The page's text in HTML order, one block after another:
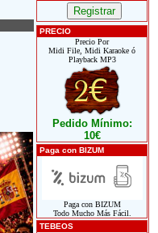
PRECIO
Precio Por
Midi File, Midi Karaoke ó
Playback MP3
Pedido Mínimo:
10€
Paga con BIZUM
Paga con BIZUM
Todo Mucho Más Fácil.
TEBEOS